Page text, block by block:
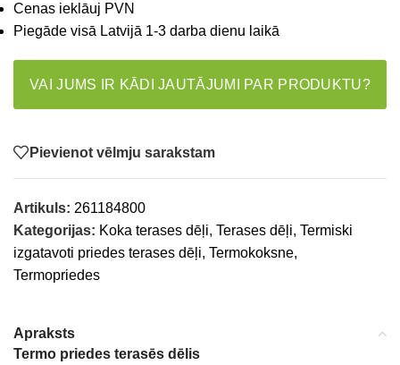
Cenas ieklāuj PVN
Piegāde visā Latvijā 1-3 darba dienu laikā
VAI JUMS IR KĀDI JAUTĀJUMI PAR PRODUKTU?
Pievienot vēlmju sarakstam
Artikuls: 261184800
Kategorijas: Koka terases dēļi, Terases dēļi, Termiski
izgatavoti priedes terases dēļi, Termokoksne,
Termopriedes
Apraksts
Termo priedes terasēs dēlis